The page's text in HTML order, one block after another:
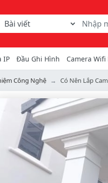
Chọn danh mục tìm kiếm
Từ khóa hoặc mã hàng
IP Đầu Ghi Hình Camera
Công Nghệ Có Nên Lắp